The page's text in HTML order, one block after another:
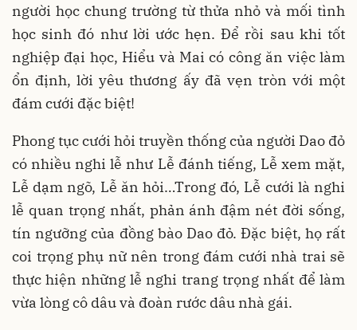
người học chung trường từ thửa nhỏ và mối tình
học sinh đó như lời ước hẹn. Để rồi sau khi tốt
nghiệp đại học, Hiểu và Mai có công ăn việc làm
ổn định, lời yêu thương ấy đã vẹn tròn với một
đám cưới đặc biệt!
Phong tục cưới hỏi truyền thống của người Dao đỏ
có nhiều nghi lễ như Lễ đánh tiếng, Lễ xem mặt,
Lễ dạm ngõ, Lễ ăn hỏi…Trong đó, Lễ cưới là nghi
lễ quan trọng nhất, phản ánh đậm nét đời sống,
tín ngưỡng của đồng bào Dao đỏ. Đặc biệt, họ rất
coi trọng phụ nữ nên trong đám cưới nhà trai sẽ
thực hiện những lễ nghi trang trọng nhất để làm
vừa lòng cô dâu và đoàn rước dâu nhà gái.